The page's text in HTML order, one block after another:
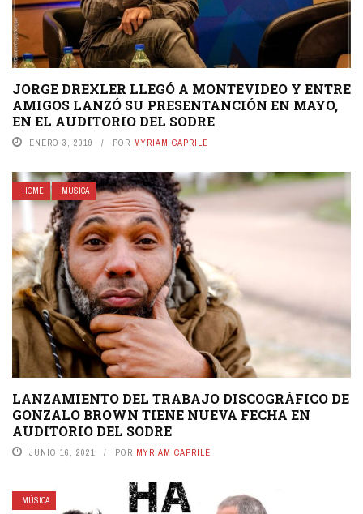
JORGE DREXLER LLEGÓ A MONTEVIDEO Y ENTRE
AMIGOS LANZÓ SU PRESENTANCIÓN EN MAYO,
EN EL AUDITORIO DEL SODRE
ENERO 3, 2019 POR MYRIAM CAPRILE
HOME MÚSICA
LANZAMIENTO DEL TRABAJO DISCOGRÁFICO DE
GONZALO BROWN TIENE NUEVA FECHA EN
AUDITORIO DEL SODRE
JUNIO 16, 2021 POR MYRIAM CAPRILE
MÚSICA